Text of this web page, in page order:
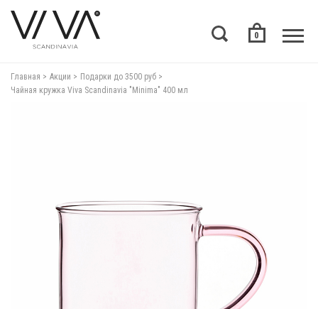
0
Главная Акции
Подарки до 3500 руб
Чайная кружка Viva Scandinavia "Minima" 400 мл